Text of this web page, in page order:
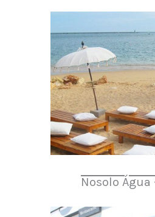
Nosolo Água